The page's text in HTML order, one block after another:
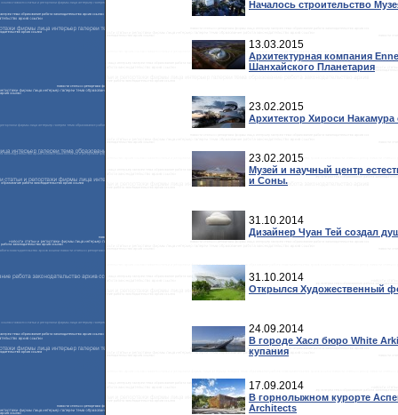
Началось строительство
13.03.2015
Архитектурная компания
Шанхайского Планетария
23.02.2015
Архитектор Хироси
23.02.2015
Музей и научный центр
и Соны.
31.10.2014
Дизайнер Чуан Тей создал
31.10.2014
Открылся Художественный
24.09.2014
В городе Хасл бюро White
купания
17.09.2014
В горнолыжном курорте
Architects